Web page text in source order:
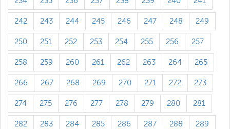
242 243 244 245 246 247 248 249
250 251 252 253 254 255 256 257
258 259 260 261 262 263 264 265
266 267 268 269 270 271 272 273
274 275 276 277 278 279 280 281
282 283 284 285 286 287 288 289